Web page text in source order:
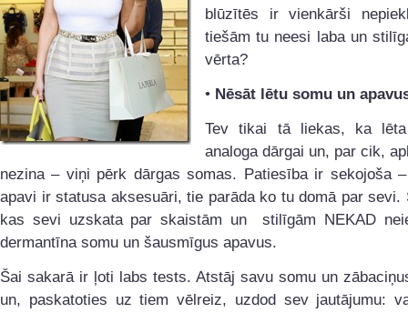
blūzītēs ir vienkārši
tiešām tu neesi laba un
vērta?
• Nēsāt lētu somu un
Tev tikai tā liekas, ka
analoga dārgai un, par cik,
nezina – viņi pērk dārgas somas. Patiesība ir sekojoša
apavi ir statusa aksesuāri, tie parāda ko tu domā par sevi.
kas sevi uzskata par skaistām un stilīgām NEKAD
dermantīna somu un šausmīgus apavus.
Šai sakarā ir ļoti labs tests. Atstāj savu somu un
un, paskatoties uz tiem vēlreiz, uzdod sev jautājumu: